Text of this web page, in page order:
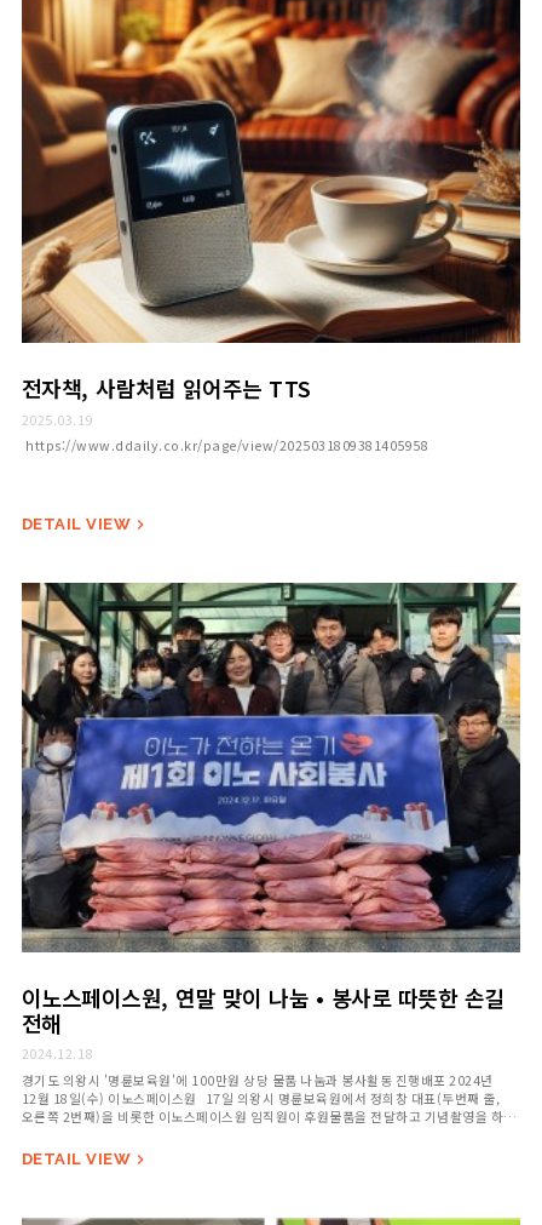
전자책, 사람처럼 읽어주는 TTS
2025.03.19
https://www.ddaily.co.kr/page/view/2025031809381405958
DETAIL VIEW 
이노스페이스원, 연말 맞이 나눔 • 봉사로 따뜻한 손길
전해
2024.12.18
경기도 의왕시 '명륜보육원'에 100만원 상당 물품 나눔과 봉사활동 진행배포 2024년
12월 18일(수) 이노스페이스원 17일 의왕시 명륜보육원에서 정희창 대표(두번째 줄,
오른쪽 2번째)을 비롯한 이노스페이스원 임직원이 후원물품을 전달하고 기념촬영을 하고
리더기 전문 브랜드 이노스페이스원의 임직원들이 2024년 연말을 맞아 사회 공헌활동에
DETAIL VIEW 